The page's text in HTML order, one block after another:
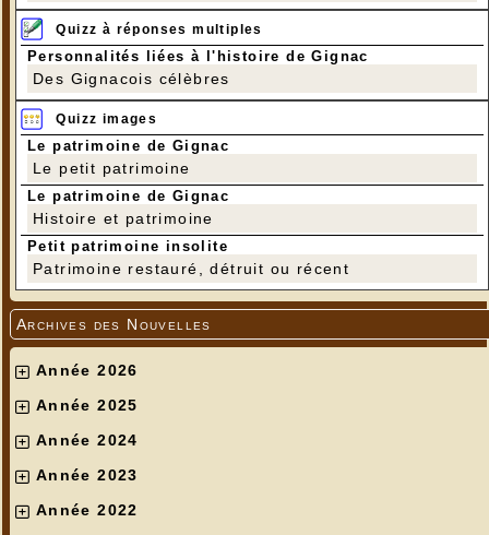
Quizz à réponses multiples
Personnalités liées à l'histoire de Gignac
Des Gignacois célèbres
Quizz images
Le patrimoine de Gignac
Le petit patrimoine
Le patrimoine de Gignac
Histoire et patrimoine
Petit patrimoine insolite
Patrimoine restauré, détruit ou récent
Archives des Nouvelles
Année 2026
Année 2025
Année 2024
Année 2023
Année 2022